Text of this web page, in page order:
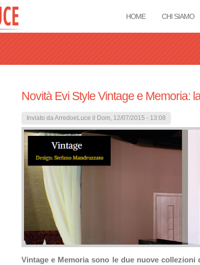
HOME CHI SIAMO
Novità Evi Style Vintage e Memoria:
Inviato daArredoeLuce il Dom, 12/07/2015 - 13:08
Vintage e Memoria sono le due nuove collezioni